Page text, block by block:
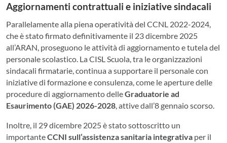
Aggiornamenti contrattuali e iniziative sindacali
Parallelamente alla piena operatività del CCNL 2022-2024,
che è stato firmato definitivamente il 23 dicembre 2025
all’ARAN, proseguono le attività di aggiornamento e tutela del
personale scolastico. La CISL Scuola, tra le organizzazioni
sindacali firmatarie, continua a supportare il personale con
iniziative di formazione e consulenza, come le aperture delle
procedure di aggiornamento delleGraduatorie ad
Esaurimento (GAE) 2026-2028, attive dall’8 gennaio scorso.
Inoltre, il 29 dicembre 2025 è stato sottoscritto un
importanteCCNI sull’assistenza sanitaria integrativa per il